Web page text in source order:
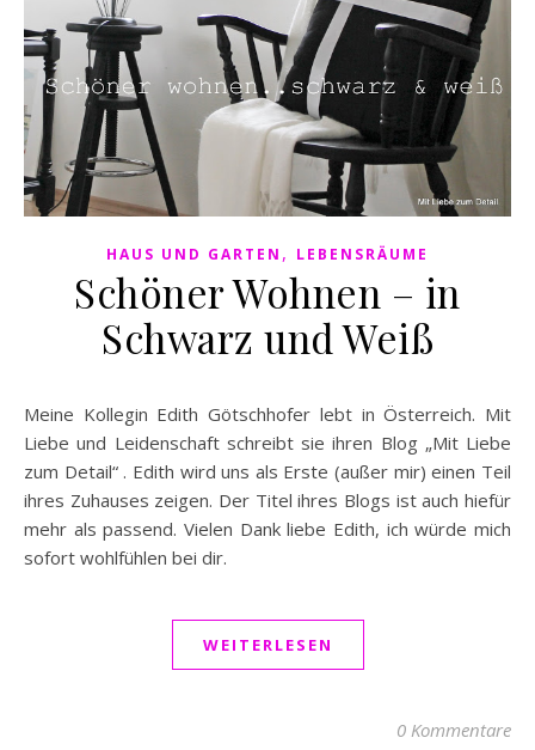
HAUS UND GARTEN , LEBENSRÄUME
Schöner Wohnen – in
Schwarz und Weiß
Meine Kollegin Edith Götschhofer lebt in Österreich. Mit
Liebe und Leidenschaft schreibt sie ihren Blog „Mit Liebe
zum Detail“ . Edith wird uns als Erste (außer mir) einen Teil
ihres Zuhauses zeigen. Der Titel ihres Blogs ist auch hiefür
mehr als passend. Vielen Dank liebe Edith, ich würde mich
sofort wohlfühlen bei dir.
WEITERLESEN
0 Kommentare